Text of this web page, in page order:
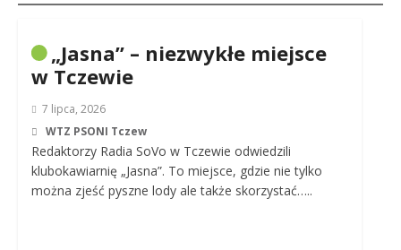
„Jasna” – niezwykłe miejsce
w Tczewie
7 lipca, 2026
WTZ PSONI Tczew
Redaktorzy Radia SoVo w Tczewie odwiedzili
klubokawiarnię „Jasna”. To miejsce, gdzie nie tylko
można zjeść pyszne lody ale także skorzystać…..